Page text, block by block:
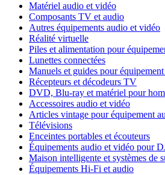
Matériel audio et vidéo
Composants TV et audio
Autres équipements audio et vidéo
Réalité virtuelle
Piles et alimentation pour
Lunettes connectées
Manuels et guides pour
Récepteurs et décodeurs TV
DVD, Blu-ray et matériel pour
Accessoires audio et vidéo
Articles vintage pour équipement
Télévisions
Enceintes portables et écouteurs
Équipements audio et vidéo pour
Maison intelligente et systèmes de
Équipements Hi-Fi et audio